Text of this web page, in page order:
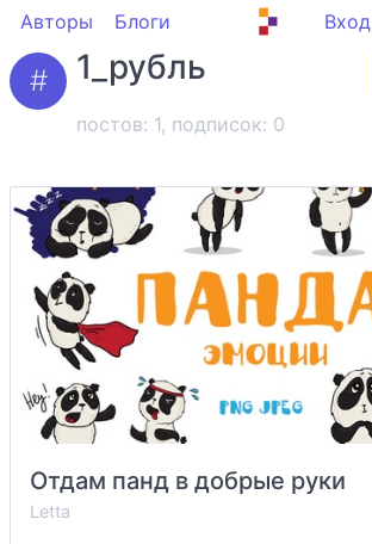
Авторы Блоги Вход
1_рубль
постов: 1, подписок: 0
Отдам панд в добрые руки
Letta